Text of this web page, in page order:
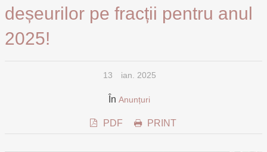
deșeurilor pe fracții pentru anul
2025!
13 ian. 2025
În Anunțuri
PDF PRINT